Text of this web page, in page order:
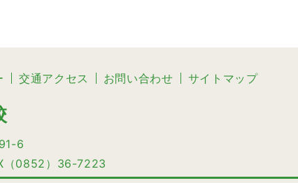
交通アクセス お問い合わせ サイトマップ
6
（0852）36-7223